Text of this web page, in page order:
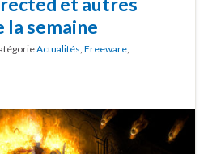
semaine
Actualités Freeware